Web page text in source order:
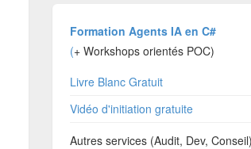
Formation Agents IA en C#
(+ Workshops orientés POC)
Livre Blanc Gratuit
Vidéo d'initiation gratuite
Autres services (Audit, Dev, Conseil)